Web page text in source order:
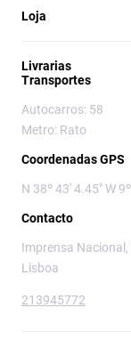
Loja
Livrarias
Transportes
Autocarros: 58
Metro: Rato
Coordenadas GPS
N 38º 43' 4.45" W
Contacto
Imprensa
Lisboa
213945772